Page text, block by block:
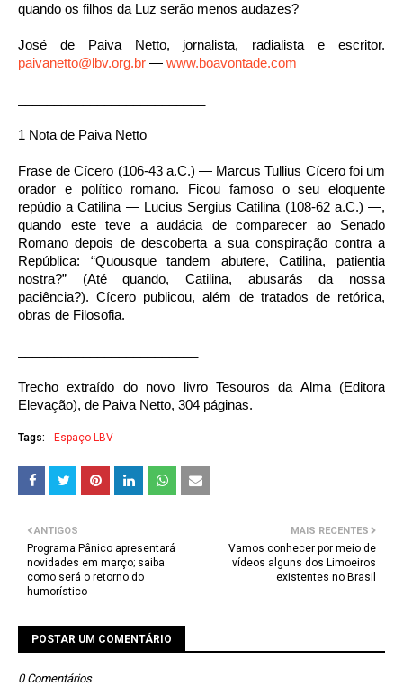
quando os filhos da Luz serão menos audazes?
José de Paiva Netto, jornalista, radialista e escritor.
paivanetto@lbv.org.br — www.boavontade.com
1 Nota de Paiva Netto
Frase de Cícero (106-43 a.C.) — Marcus Tullius Cícero foi um
orador e político romano. Ficou famoso o seu eloquente
repúdio a Catilina — Lucius Sergius Catilina (108-62 a.C.) —,
quando este teve a audácia de comparecer ao Senado
Romano depois de descoberta a sua conspiração contra a
República: “Quousque tandem abutere, Catilina, patientia
nostra?” (Até quando, Catilina, abusarás da nossa
paciência?). Cícero publicou, além de tratados de retórica,
obras de Filosofia.
Trecho extraído do novo livro Tesouros da Alma (Editora
Elevação), de Paiva Netto, 304 páginas.
Tags: Espaço LBV
MAIS RECENTES
Vamos conhecer por meio de
vídeos alguns dos Limoeiros
existentes no Brasil
ANTIGOS
Programa Pânico apresentará
novidades em março; saiba
como será o retorno do
humorístico
POSTAR UM COMENTÁRIO
0 Comentários